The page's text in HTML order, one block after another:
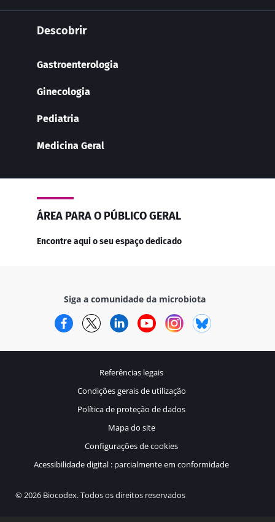
Descobrir
Gastroenterologia
Ginecologia
Pediatria
Medicina Geral
ÁREA PARA O PÚBLICO GERAL
Encontre aqui o seu espaço dedicado
Siga a comunidade da microbiota
FacebookTwitterLinkedInYouTubeInstagram
© 2026 Biocodex. Todos os direitos reservados
Referências legais
Condições gerais de utilização
Política de proteção de dados
Mapa do site
Configurações de cookies
Acessibilidade digital : parcialmente em conformidade